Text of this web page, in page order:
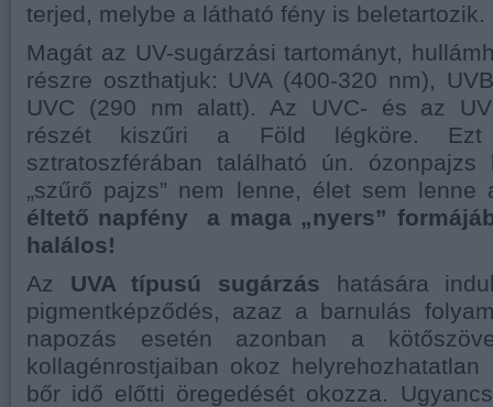
terjed, melybe a látható fény is beletartozik.
Magát az UV-sugárzási tartományt,
részre oszthatjuk: UVA (400-320 nm),
UVC (290 nm alatt). Az UVC- és az
részét kiszűri a Föld légköre.
sztratoszférában található ún.
„szűrő pajzs” nem lenne, élet sem
éltető napfény a maga „nyers”
halálos!
Az UVA típusú sugárzás hatására
pigmentképződés, azaz a barnulás
napozás esetén azonban a
kollagénrostjaiban okoz
bőr idő előtti öregedését okozza.